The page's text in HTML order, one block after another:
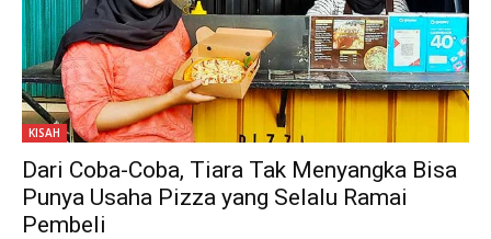
KISAH
Dari Coba-Coba, Tiara Tak Menyangka Bisa
Punya Usaha Pizza yang Selalu Ramai
Pembeli